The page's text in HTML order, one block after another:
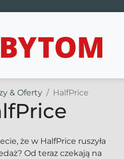
& Oferty HalfPrice
że w HalfPrice ruszyła
Od teraz czekają na